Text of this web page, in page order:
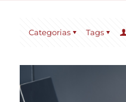
Categorias Tags